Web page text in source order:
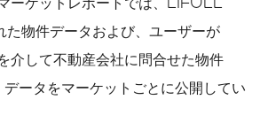
物件データおよび、ユーザーが
して不動産会社に問合せた物件
データをマーケットごとに公開してい